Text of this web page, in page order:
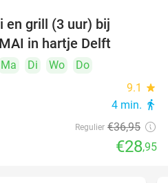
en grill (3 uur) bij
in hartje Delft
Ma Di Wo
Do
9.1 star
4 min. directions_walk
Regulier €36,95
€28,95